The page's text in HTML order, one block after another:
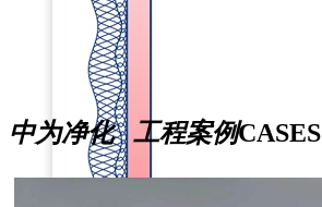
中为净化 工程案例CASES